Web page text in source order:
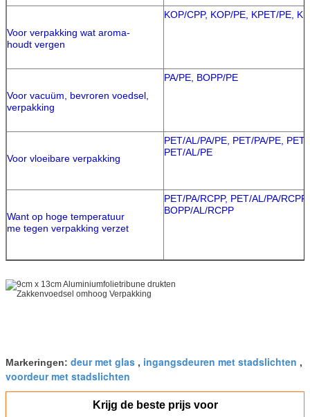
Voor verpakking wat aroma-
houdt vergen
KOP/CPP, KOP/PE, KPET/PE,
Voor vacuüm, bevroren voedsel,
verpakking
PA/PE, BOPP/PE
Voor vloeibare verpakking
PET/AL/PA/PE, PET/PA/PE,
PET/AL/PE
Want op hoge temperatuur
me tegen verpakking verzet
PET/PA/RCPP, PET/AL/PA/RCPP,
BOPP/AL/RCPP
Markeringen: deur met glas , ingangsdeuren met stadslichten ,
voordeur met stadslichten
Krijg de beste prijs voor